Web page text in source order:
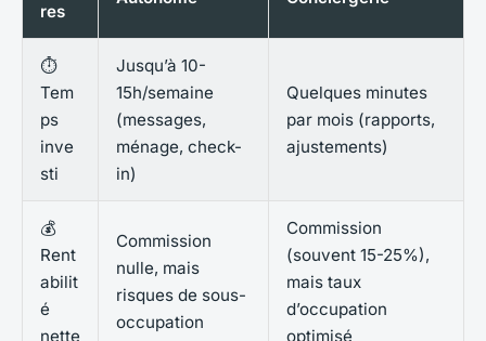
res
⏱️
Tem
ps
inve
sti
Jusqu’à 10-
15h/semaine
(messages,
ménage, check-
in)
Quelques minutes
par mois (rapports,
ajustements)
💰
Rent
abilit
é
nette
Commission
nulle, mais
risques de sous-
occupation
Commission
(souvent 15-25%),
mais taux
d’occupation
optimisé